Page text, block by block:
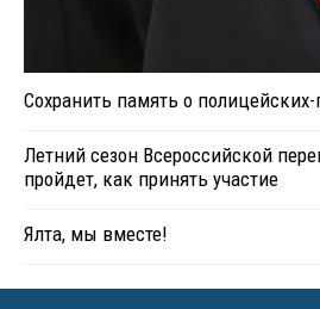
Сохранить память о полицейских-
Летний сезон Всероссийской
пройдет, как принять участие
Ялта, мы вместе!